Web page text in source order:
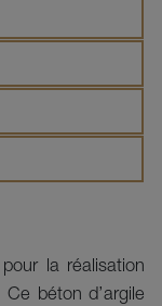
la réalisation
béton d’argile